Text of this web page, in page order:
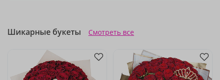
Шикарные букеты Смотреть все